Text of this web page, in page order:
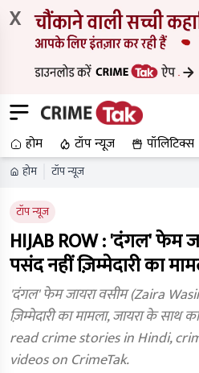
X
होम टॉप न्यूज पॉलिटिक्स
होम टॉप न्यूज
टॉप न्यूज
HIJAB ROW : 'दंगल' फेम
पसंद नहीं ज़िम्मेदारी का
'दंगल' फेम जायरा वसीम (Zaira
ज़िम्मेदारी का मामला, जायरा के साथ
read crime stories in Hindi,
videos on CrimeTak.